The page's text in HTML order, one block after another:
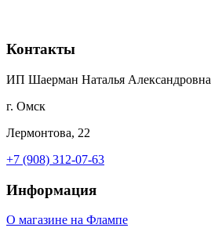
Контакты
ИП Шаерман Наталья Александровна
г. Омск
Лермонтова, 22
+7 (908) 312-07-63
Информация
О магазине на Флампе